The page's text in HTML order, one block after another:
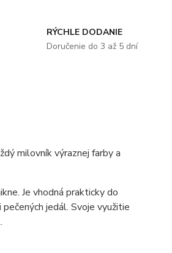
RÝCHLE DODANIE
Doručenie do 3 až 5 dní
milovník výraznej farby a
Je vhodná prakticky do
jedál. Svoje využitie